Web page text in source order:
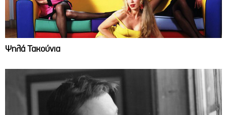
Ψηλά Τακούνια